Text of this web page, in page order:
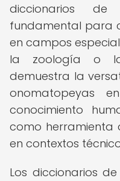
diccionarios
fundamental para
en campos
la zoología o la
demuestra la
onomatopeyas
conocimiento
como herramienta
en contextos
Los diccionarios